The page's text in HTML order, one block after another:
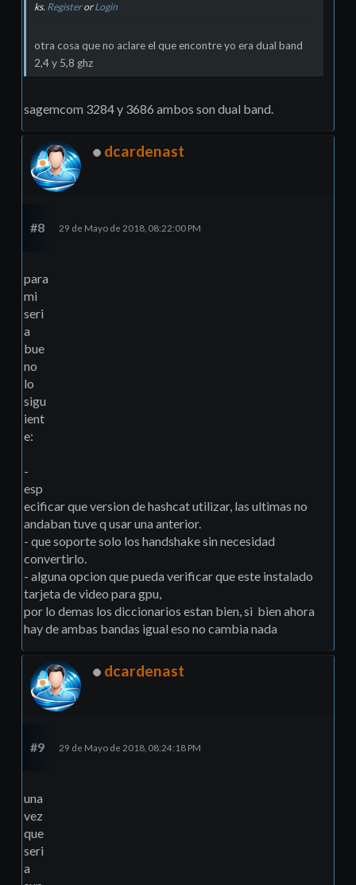
ks. RegisterorLogin
otra cosa que no aclare el que encontre yo era dual band
2,4 y 5,8 ghz
sagemcom 3284 y 3686 ambos son dual band.
dcardenast
#8 29 de Mayo de 2018, 08:22:00 PM
para
mi
seri
a
bue
no
lo
sigu
ient
e:
-
esp
ecificar que version de hashcat utilizar, las ultimas no
andaban tuve q usar una anterior.
- que soporte solo los handshake sin necesidad
convertirlo.
- alguna opcion que pueda verificar que este instalado
tarjeta de video para gpu,
por lo demas los diccionarios estan bien, si bien ahora
hay de ambas bandas igual eso no cambia nada
dcardenast
#9 29 de Mayo de 2018, 08:24:18 PM
una
vez
que
seri
a